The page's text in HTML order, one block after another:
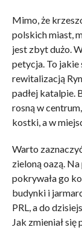
Mimo, że
polskich miast,
jest zbyt dużo.
petycja. To
rewitalizacją
padłej katalpie.
rosną w
kostki, a w
Warto
zieloną oazą.
pokrywała go
budynki i
PRL, a do
Jak zmieniał się